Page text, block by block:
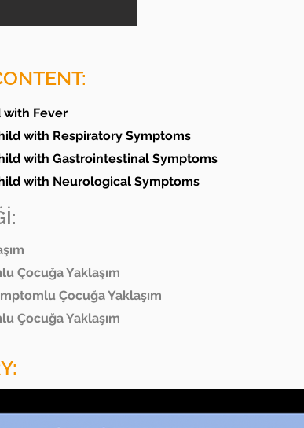
with Fever
with Respiratory Symptoms
with Gastrointestinal Symptoms
with Neurological Symptoms
Çocuğa Yaklaşım
Çocuğa Yaklaşım
Çocuğa Yaklaşım